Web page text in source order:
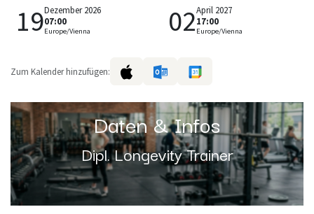
19Dezember 2026
07:00
Europe/Vienna 02April 2027
17:00
Europe/Vienna
Zum Kalender hinzufügen:
Daten & Infos
Dipl. Longevity Trainer